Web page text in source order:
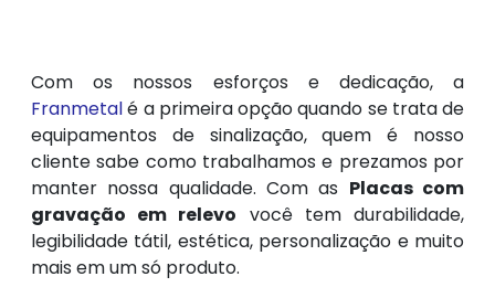
Com os nossos esforços e dedicação, a
Franmetalé a primeira opção quando se trata de
equipamentos de sinalização, quem é nosso
cliente sabe como trabalhamos e prezamos por
manter nossa qualidade. Com as Placas com
gravação em relevo você tem durabilidade,
legibilidade tátil, estética, personalização e muito
mais em um só produto.